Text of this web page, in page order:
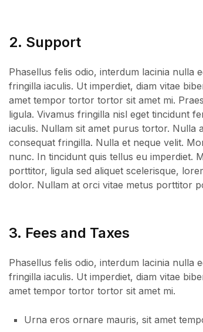
2. Support
Phasellus felis odio, interdum lacinia nulla
fringilla iaculis. Ut imperdiet, diam vitae
amet tempor tortor tortor sit amet mi.
ligula. Vivamus fringilla nisl eget tincidunt
iaculis. Nullam sit amet purus tortor. Nulla
consequat fringilla. Nulla et neque velit.
nunc. In tincidunt quis tellus eu imperdiet.
porttitor, ligula sed aliquet scelerisque,
dolor. Nullam at orci vitae metus porttitor
3. Fees and Taxes
Phasellus felis odio, interdum lacinia nulla
fringilla iaculis. Ut imperdiet, diam vitae
amet tempor tortor tortor sit amet mi.
Urna eros ornare mauris, sit amet